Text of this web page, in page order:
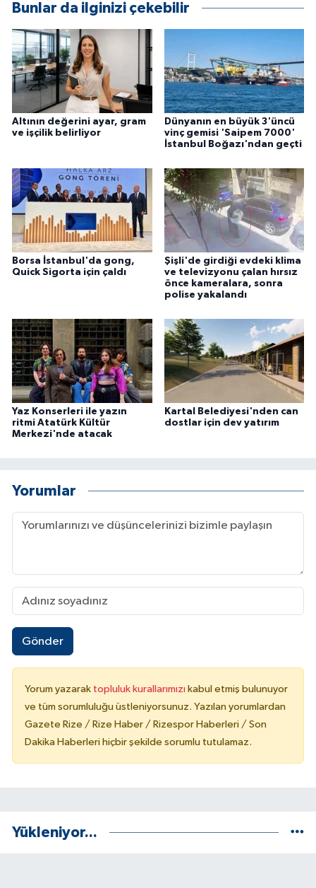
Bunlar da ilginizi çekebilir
Altının değerini ayar, gram
ve işçilik belirliyor
Dünyanın en büyük 3'üncü
vinç gemisi 'Saipem 7000'
İstanbul Boğazı'ndan geçti
Borsa İstanbul'da gong,
Quick Sigorta için çaldı
Şişli'de girdiği evdeki klima
ve televizyonu çalan hırsız
önce kameralara, sonra
polise yakalandı
Yaz Konserleri ile yazın
ritmi Atatürk Kültür
Merkezi'nde atacak
Kartal Belediyesi'nden can
dostlar için dev yatırım
Yorumlar
Gönder
Yorum yazarak topluluk kurallarımızı kabul etmiş bulunuyor
ve tüm sorumluluğu üstleniyorsunuz. Yazılan yorumlardan
Gazete Rize / Rize Haber / Rizespor Haberleri / Son
Dakika Haberleri hiçbir şekilde sorumlu tutulamaz.
Yükleniyor...
Otomobil
POLİTİKA
Sağlık
SİYASET
TEKNOLOJİ
Turizm
ÜLKE GÜNDEMİ
YEREL
Yerel Haberler